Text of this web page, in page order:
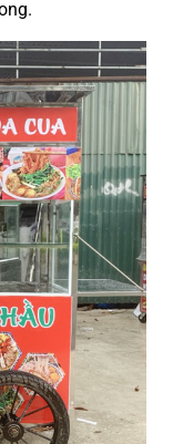
.